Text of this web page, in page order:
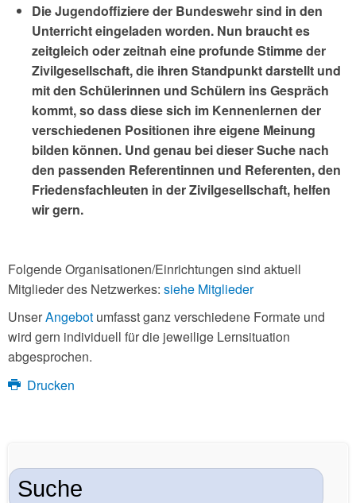
Die Jugendoffiziere der Bundeswehr sind in den
Unterricht eingeladen worden. Nun braucht es
zeitgleich oder zeitnah eine profunde Stimme der
Zivilgesellschaft, die ihren Standpunkt darstellt und
mit den Schülerinnen und Schülern ins Gespräch
kommt, so dass diese sich im Kennenlernen der
verschiedenen Positionen ihre eigene Meinung
bilden können. Und genau bei dieser Suche nach
den passenden Referentinnen und Referenten, den
Friedensfachleuten in der Zivilgesellschaft, helfen
wir gern.
Folgende Organisationen/Einrichtungen sind aktuell
Mitglieder des Netzwerkes: siehe Mitglieder
UnserAngebot umfasst ganz verschiedene Formate und
wird gern individuell für die jeweilige Lernsituation
abgesprochen.
Drucken
Suche